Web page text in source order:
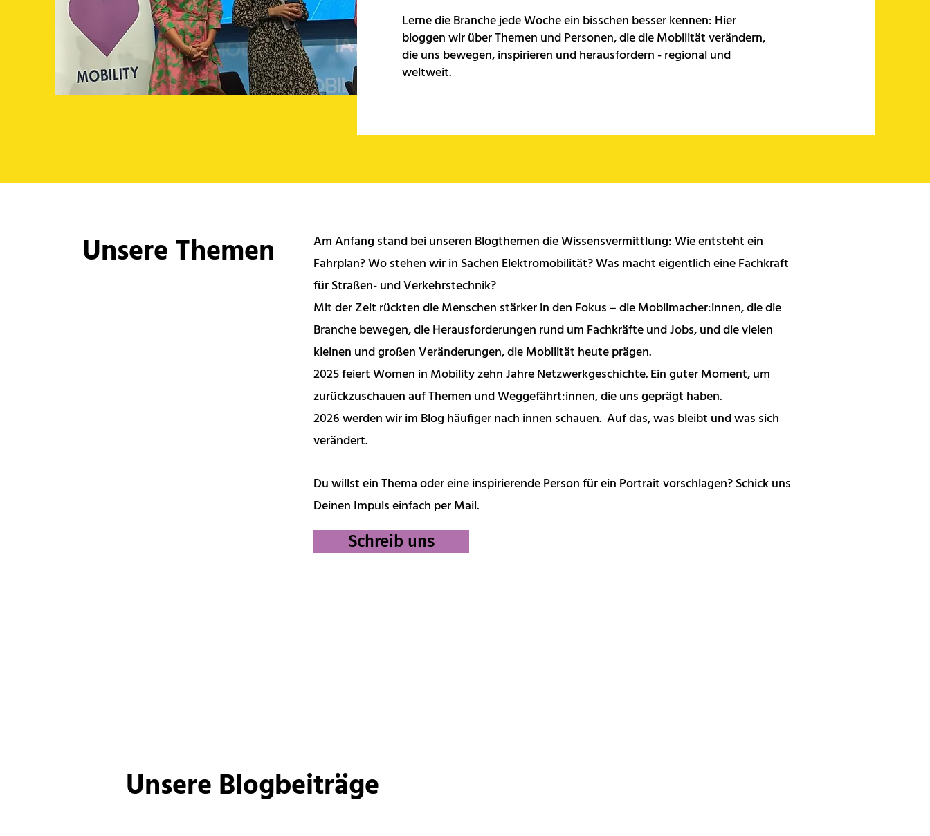
Lerne die Branche jede Woche ein bisschen besser kennen: Hier
bloggen wir über Themen und Personen, die die Mobilität verändern,
die uns bewegen, inspirieren und herausfordern - regional und
weltweit.
Unsere Themen
Am Anfang stand bei unseren Blogthemen die Wissensvermittlung: Wie entsteht ein
Fahrplan? Wo stehen wir in Sachen Elektromobilität? Was macht eigentlich eine Fachkraft
für Straßen- und Verkehrstechnik?
Mit der Zeit rückten die Menschen stärker in den Fokus – die Mobilmacher:innen, die die
Branche bewegen, die Herausforderungen rund um Fachkräfte und Jobs, und die vielen
kleinen und großen Veränderungen, die Mobilität heute prägen.
2025 feiert Women in Mobility zehn Jahre Netzwerkgeschichte. Ein guter Moment, um
zurückzuschauen auf Themen und Weggefährt:innen, die uns geprägt haben.
2026 werden wir im Blog häufiger nach innen schauen. Auf das, was bleibt und was sich
verändert.
Du willst ein Thema oder eine inspirierende Person für ein Portrait vorschlagen? Schick uns
Deinen Impuls einfach per Mail.
Schreib uns
Unsere Blogbeiträge